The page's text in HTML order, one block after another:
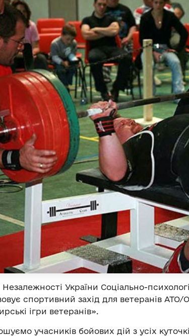
України Соціально-
спортивний захід для ветеранів
ігри ветеранів».
учасників бойових дій з усіх